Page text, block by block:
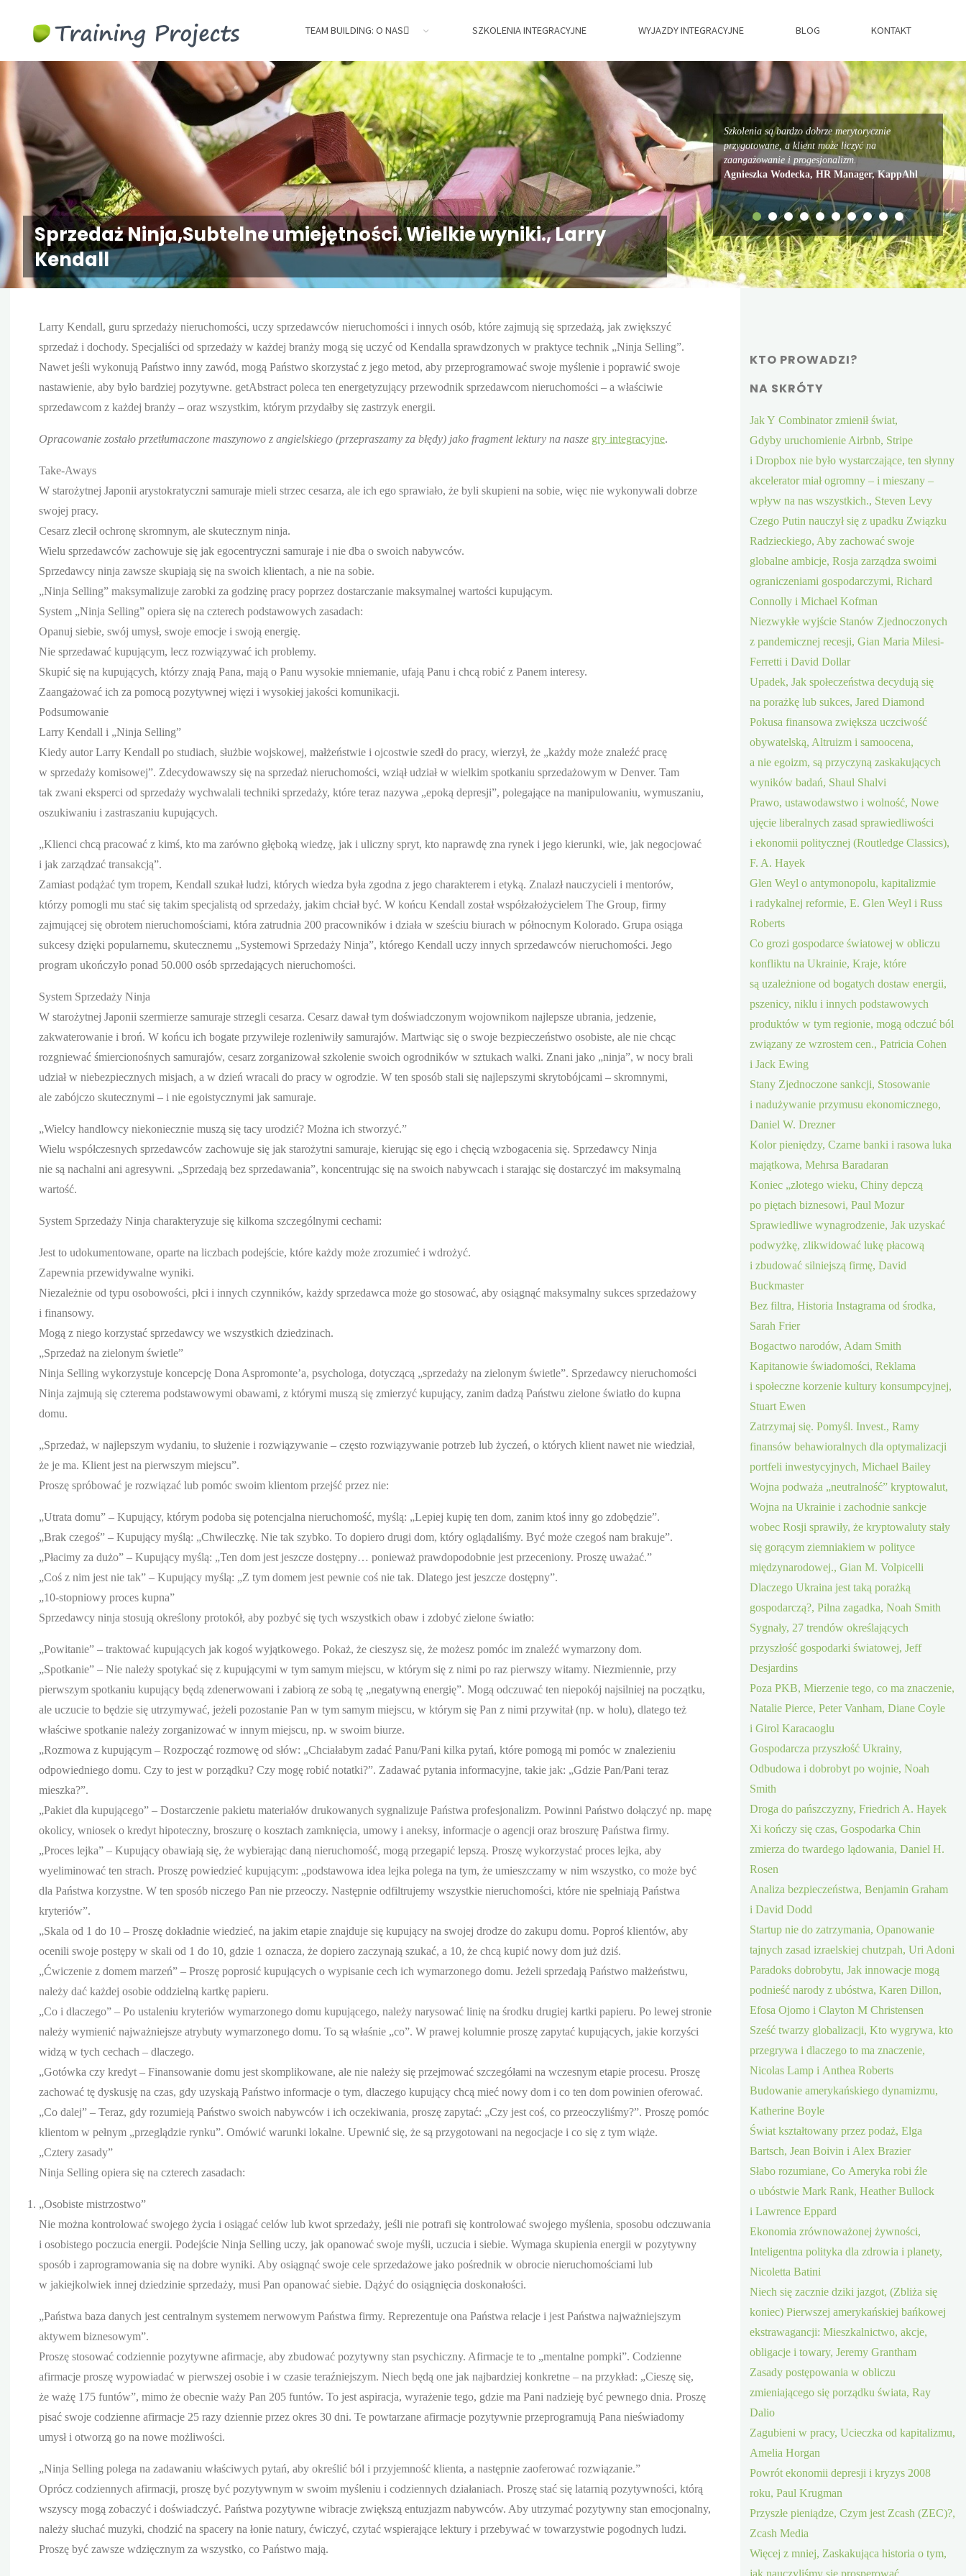
integracyjne,
team
building
TEAM BUILDING: O NAS SZKOLENIA INTEGRACYJNE WYJAZDY INTEGRACYJNE BLOG KONTAKT
Sprzedaż Ninja,Subtelne umiejętności. Wielkie wyniki., Larry
Kendall
Szkolenia są bardzo dobrze merytorycznie
przygotowane, a klient może liczyć na
zaangażowanie i progesjonalizm.
Agnieszka Wodecka, HR Manager, KappAhl
Larry Kendall, guru sprzedaży nieruchomości, uczy sprzedawców nieruchomości i innych osób, które zajmują się sprzedażą, jak zwiększyć
sprzedaż i dochody. Specjaliści od sprzedaży w każdej branży mogą się uczyć od Kendalla sprawdzonych w praktyce technik „Ninja Selling”.
Nawet jeśli wykonują Państwo inny zawód, mogą Państwo skorzystać z jego metod, aby przeprogramować swoje myślenie i poprawić swoje
nastawienie, aby było bardziej pozytywne. getAbstract poleca ten energetyzujący przewodnik sprzedawcom nieruchomości – a właściwie
sprzedawcom z każdej branży – oraz wszystkim, którym przydałby się zastrzyk energii.
Opracowanie zostało przetłumaczone maszynowo z angielskiego (przepraszamy za błędy) jako fragment lektury na nasze gry integracyjne.
Take-Aways
W starożytnej Japonii arystokratyczni samuraje mieli strzec cesarza, ale ich ego sprawiało, że byli skupieni na sobie, więc nie wykonywali dobrze
swojej pracy.
Cesarz zlecił ochronę skromnym, ale skutecznym ninja.
Wielu sprzedawców zachowuje się jak egocentryczni samuraje i nie dba o swoich nabywców.
Sprzedawcy ninja zawsze skupiają się na swoich klientach, a nie na sobie.
„Ninja Selling” maksymalizuje zarobki za godzinę pracy poprzez dostarczanie maksymalnej wartości kupującym.
System „Ninja Selling” opiera się na czterech podstawowych zasadach:
Opanuj siebie, swój umysł, swoje emocje i swoją energię.
Nie sprzedawać kupującym, lecz rozwiązywać ich problemy.
Skupić się na kupujących, którzy znają Pana, mają o Panu wysokie mniemanie, ufają Panu i chcą robić z Panem interesy.
Zaangażować ich za pomocą pozytywnej więzi i wysokiej jakości komunikacji.
Podsumowanie
Larry Kendall i „Ninja Selling”
Kiedy autor Larry Kendall po studiach, służbie wojskowej, małżeństwie i ojcostwie szedł do pracy, wierzył, że „każdy może znaleźć pracę
w sprzedaży komisowej”. Zdecydowawszy się na sprzedaż nieruchomości, wziął udział w wielkim spotkaniu sprzedażowym w Denver. Tam
tak zwani eksperci od sprzedaży wychwalali techniki sprzedaży, które teraz nazywa „epoką depresji”, polegające na manipulowaniu, wymuszaniu,
oszukiwaniu i zastraszaniu kupujących.
„Klienci chcą pracować z kimś, kto ma zarówno głęboką wiedzę, jak i uliczny spryt, kto naprawdę zna rynek i jego kierunki, wie, jak negocjować
i jak zarządzać transakcją”.
Zamiast podążać tym tropem, Kendall szukał ludzi, których wiedza była zgodna z jego charakterem i etyką. Znalazł nauczycieli i mentorów,
którzy pomogli mu stać się takim specjalistą od sprzedaży, jakim chciał być. W końcu Kendall został współzałożycielem The Group, firmy
zajmującej się obrotem nieruchomościami, która zatrudnia 200 pracowników i działa w sześciu biurach w północnym Kolorado. Grupa osiąga
sukcesy dzięki popularnemu, skutecznemu „Systemowi Sprzedaży Ninja”, którego Kendall uczy innych sprzedawców nieruchomości. Jego
program ukończyło ponad 50.000 osób sprzedających nieruchomości.
System Sprzedaży Ninja
W starożytnej Japonii szermierze samuraje strzegli cesarza. Cesarz dawał tym doświadczonym wojownikom najlepsze ubrania, jedzenie,
zakwaterowanie i broń. W końcu ich bogate przywileje rozleniwiły samurajów. Martwiąc się o swoje bezpieczeństwo osobiste, ale nie chcąc
rozgniewać śmiercionośnych samurajów, cesarz zorganizował szkolenie swoich ogrodników w sztukach walki. Znani jako „ninja”, w nocy brali
udział w niebezpiecznych misjach, a w dzień wracali do pracy w ogrodzie. W ten sposób stali się najlepszymi skrytobójcami – skromnymi,
ale zabójczo skutecznymi – i nie egoistycznymi jak samuraje.
„Wielcy handlowcy niekoniecznie muszą się tacy urodzić? Można ich stworzyć.”
Wielu współczesnych sprzedawców zachowuje się jak starożytni samuraje, kierując się ego i chęcią wzbogacenia się. Sprzedawcy Ninja
nie są nachalni ani agresywni. „Sprzedają bez sprzedawania”, koncentrując się na swoich nabywcach i starając się dostarczyć im maksymalną
wartość.
System Sprzedaży Ninja charakteryzuje się kilkoma szczególnymi cechami:
Jest to udokumentowane, oparte na liczbach podejście, które każdy może zrozumieć i wdrożyć.
Zapewnia przewidywalne wyniki.
Niezależnie od typu osobowości, płci i innych czynników, każdy sprzedawca może go stosować, aby osiągnąć maksymalny sukces sprzedażowy
i finansowy.
Mogą z niego korzystać sprzedawcy we wszystkich dziedzinach.
„Sprzedaż na zielonym świetle”
Ninja Selling wykorzystuje koncepcję Dona Aspromonte’a, psychologa, dotyczącą „sprzedaży na zielonym świetle”. Sprzedawcy nieruchomości
Ninja zajmują się czterema podstawowymi obawami, z którymi muszą się zmierzyć kupujący, zanim dadzą Państwu zielone światło do kupna
domu.
„Sprzedaż, w najlepszym wydaniu, to służenie i rozwiązywanie – często rozwiązywanie potrzeb lub życzeń, o których klient nawet nie wiedział,
że je ma. Klient jest na pierwszym miejscu”.
Proszę spróbować je rozwiązać lub pomóc swoim klientom przejść przez nie:
„Utrata domu” – Kupujący, którym podoba się potencjalna nieruchomość, myślą: „Lepiej kupię ten dom, zanim ktoś inny go zdobędzie”.
„Brak czegoś” – Kupujący myślą: „Chwileczkę. Nie tak szybko. To dopiero drugi dom, który oglądaliśmy. Być może czegoś nam brakuje”.
„Płacimy za dużo” – Kupujący myślą: „Ten dom jest jeszcze dostępny… ponieważ prawdopodobnie jest przeceniony. Proszę uważać.”
„Coś z nim jest nie tak” – Kupujący myślą: „Z tym domem jest pewnie coś nie tak. Dlatego jest jeszcze dostępny”.
„10-stopniowy proces kupna”
Sprzedawcy ninja stosują określony protokół, aby pozbyć się tych wszystkich obaw i zdobyć zielone światło:
„Powitanie” – traktować kupujących jak kogoś wyjątkowego. Pokaż, że cieszysz się, że możesz pomóc im znaleźć wymarzony dom.
„Spotkanie” – Nie należy spotykać się z kupującymi w tym samym miejscu, w którym się z nimi po raz pierwszy witamy. Niezmiennie, przy
pierwszym spotkaniu kupujący będą zdenerwowani i zabiorą ze sobą tę „negatywną energię”. Mogą odczuwać ten niepokój najsilniej na początku,
ale uczucie to będzie się utrzymywać, jeżeli pozostanie Pan w tym samym miejscu, w którym się Pan z nimi przywitał (np. w holu), dlatego też
właściwe spotkanie należy zorganizować w innym miejscu, np. w swoim biurze.
„Rozmowa z kupującym – Rozpocząć rozmowę od słów: „Chciałabym zadać Panu/Pani kilka pytań, które pomogą mi pomóc w znalezieniu
odpowiedniego domu. Czy to jest w porządku? Czy mogę robić notatki?”. Zadawać pytania informacyjne, takie jak: „Gdzie Pan/Pani teraz
mieszka?”.
„Pakiet dla kupującego” – Dostarczenie pakietu materiałów drukowanych sygnalizuje Państwa profesjonalizm. Powinni Państwo dołączyć np. mapę
okolicy, wniosek o kredyt hipoteczny, broszurę o kosztach zamknięcia, umowy i aneksy, informacje o agencji oraz broszurę Państwa firmy.
„Proces lejka” – Kupujący obawiają się, że wybierając daną nieruchomość, mogą przegapić lepszą. Proszę wykorzystać proces lejka, aby
wyeliminować ten strach. Proszę powiedzieć kupującym: „podstawowa idea lejka polega na tym, że umieszczamy w nim wszystko, co może być
dla Państwa korzystne. W ten sposób niczego Pan nie przeoczy. Następnie odfiltrujemy wszystkie nieruchomości, które nie spełniają Państwa
kryteriów”.
„Skala od 1 do 10 – Proszę dokładnie wiedzieć, na jakim etapie znajduje się kupujący na swojej drodze do zakupu domu. Poproś klientów, aby
ocenili swoje postępy w skali od 1 do 10, gdzie 1 oznacza, że dopiero zaczynają szukać, a 10, że chcą kupić nowy dom już dziś.
„Ćwiczenie z domem marzeń” – Proszę poprosić kupujących o wypisanie cech ich wymarzonego domu. Jeżeli sprzedają Państwo małżeństwu,
należy dać każdej osobie oddzielną kartkę papieru.
„Co i dlaczego” – Po ustaleniu kryteriów wymarzonego domu kupującego, należy narysować linię na środku drugiej kartki papieru. Po lewej stronie
należy wymienić najważniejsze atrybuty wymarzonego domu. To są właśnie „co”. W prawej kolumnie proszę zapytać kupujących, jakie korzyści
widzą w tych cechach – dlaczego.
„Gotówka czy kredyt – Finansowanie domu jest skomplikowane, ale nie należy się przejmować szczegółami na wczesnym etapie procesu. Proszę
zachować tę dyskusję na czas, gdy uzyskają Państwo informacje o tym, dlaczego kupujący chcą mieć nowy dom i co ten dom powinien oferować.
„Co dalej” – Teraz, gdy rozumieją Państwo swoich nabywców i ich oczekiwania, proszę zapytać: „Czy jest coś, co przeoczyliśmy?”. Proszę pomóc
klientom w pełnym „przeglądzie rynku”. Omówić warunki lokalne. Upewnić się, że są przygotowani na negocjacje i co się z tym wiąże.
„Cztery zasady”
Ninja Selling opiera się na czterech zasadach:
„Osobiste mistrzostwo”
Nie można kontrolować swojego życia i osiągać celów lub kwot sprzedaży, jeśli nie potrafi się kontrolować swojego myślenia, sposobu odczuwania
i osobistego poczucia energii. Podejście Ninja Selling uczy, jak opanować swoje myśli, uczucia i siebie. Wymaga skupienia energii w pozytywny
sposób i zaprogramowania się na dobre wyniki. Aby osiągnąć swoje cele sprzedażowe jako pośrednik w obrocie nieruchomościami lub
w jakiejkolwiek innej dziedzinie sprzedaży, musi Pan opanować siebie. Dążyć do osiągnięcia doskonałości.
„Państwa baza danych jest centralnym systemem nerwowym Państwa firmy. Reprezentuje ona Państwa relacje i jest Państwa najważniejszym
aktywem biznesowym”.
Proszę stosować codziennie pozytywne afirmacje, aby zbudować pozytywny stan psychiczny. Afirmacje te to „mentalne pompki”. Codzienne
afirmacje proszę wypowiadać w pierwszej osobie i w czasie teraźniejszym. Niech będą one jak najbardziej konkretne – na przykład: „Cieszę się,
że ważę 175 funtów”, mimo że obecnie waży Pan 205 funtów. To jest aspiracja, wyrażenie tego, gdzie ma Pani nadzieję być pewnego dnia. Proszę
pisać swoje codzienne afirmacje 25 razy dziennie przez okres 30 dni. Te powtarzane afirmacje pozytywnie przeprogramują Pana nieświadomy
umysł i otworzą go na nowe możliwości.
„Ninja Selling polega na zadawaniu właściwych pytań, aby określić ból i przyjemność klienta, a następnie zaoferować rozwiązanie.”
Oprócz codziennych afirmacji, proszę być pozytywnym w swoim myśleniu i codziennych działaniach. Proszę stać się latarnią pozytywności, którą
wszyscy mogą zobaczyć i doświadczyć. Państwa pozytywne wibracje zwiększą entuzjazm nabywców. Aby utrzymać pozytywny stan emocjonalny,
należy słuchać muzyki, chodzić na spacery na łonie natury, ćwiczyć, czytać wspierające lektury i przebywać w towarzystwie pogodnych ludzi.
Proszę być zawsze wdzięcznym za wszystko, co Państwo mają.
KTO PROWADZI?
NA SKRÓTY
Jak Y Combinator zmienił świat,
Gdyby uruchomienie Airbnb, Stripe
i Dropbox nie było wystarczające, ten słynny
akcelerator miał ogromny – i mieszany –
wpływ na nas wszystkich., Steven Levy
Czego Putin nauczył się z upadku Związku
Radzieckiego, Aby zachować swoje
globalne ambicje, Rosja zarządza swoimi
ograniczeniami gospodarczymi, Richard
Connolly i Michael Kofman
Niezwykłe wyjście Stanów Zjednoczonych
z pandemicznej recesji, Gian Maria Milesi-
Ferretti i David Dollar
Upadek, Jak społeczeństwa decydują się
na porażkę lub sukces, Jared Diamond
Pokusa finansowa zwiększa uczciwość
obywatelską, Altruizm i samoocena,
a nie egoizm, są przyczyną zaskakujących
wyników badań, Shaul Shalvi
Prawo, ustawodawstwo i wolność, Nowe
ujęcie liberalnych zasad sprawiedliwości
i ekonomii politycznej (Routledge Classics),
F. A. Hayek
Glen Weyl o antymonopolu, kapitalizmie
i radykalnej reformie, E. Glen Weyl i Russ
Roberts
Co grozi gospodarce światowej w obliczu
konfliktu na Ukrainie, Kraje, które
są uzależnione od bogatych dostaw energii,
pszenicy, niklu i innych podstawowych
produktów w tym regionie, mogą odczuć ból
związany ze wzrostem cen., Patricia Cohen
i Jack Ewing
Stany Zjednoczone sankcji, Stosowanie
i nadużywanie przymusu ekonomicznego,
Daniel W. Drezner
Kolor pieniędzy, Czarne banki i rasowa luka
majątkowa, Mehrsa Baradaran
Koniec „złotego wieku, Chiny depczą
po piętach biznesowi, Paul Mozur
Sprawiedliwe wynagrodzenie, Jak uzyskać
podwyżkę, zlikwidować lukę płacową
i zbudować silniejszą firmę, David
Buckmaster
Bez filtra, Historia Instagrama od środka,
Sarah Frier
Bogactwo narodów, Adam Smith
Kapitanowie świadomości, Reklama
i społeczne korzenie kultury konsumpcyjnej,
Stuart Ewen
Zatrzymaj się. Pomyśl. Invest., Ramy
finansów behawioralnych dla optymalizacji
portfeli inwestycyjnych, Michael Bailey
Wojna podważa „neutralność” kryptowalut,
Wojna na Ukrainie i zachodnie sankcje
wobec Rosji sprawiły, że kryptowaluty stały
się gorącym ziemniakiem w polityce
międzynarodowej., Gian M. Volpicelli
Dlaczego Ukraina jest taką porażką
gospodarczą?, Pilna zagadka, Noah Smith
Sygnały, 27 trendów określających
przyszłość gospodarki światowej, Jeff
Desjardins
Poza PKB, Mierzenie tego, co ma znaczenie,
Natalie Pierce, Peter Vanham, Diane Coyle
i Girol Karacaoglu
Gospodarcza przyszłość Ukrainy,
Odbudowa i dobrobyt po wojnie, Noah
Smith
Droga do pańszczyzny, Friedrich A. Hayek
Xi kończy się czas, Gospodarka Chin
zmierza do twardego lądowania, Daniel H.
Rosen
Analiza bezpieczeństwa, Benjamin Graham
i David Dodd
Startup nie do zatrzymania, Opanowanie
tajnych zasad izraelskiej chutzpah, Uri Adoni
Paradoks dobrobytu, Jak innowacje mogą
podnieść narody z ubóstwa, Karen Dillon,
Efosa Ojomo i Clayton M Christensen
Sześć twarzy globalizacji, Kto wygrywa, kto
przegrywa i dlaczego to ma znaczenie,
Nicolas Lamp i Anthea Roberts
Budowanie amerykańskiego dynamizmu,
Katherine Boyle
Świat kształtowany przez podaż, Elga
Bartsch, Jean Boivin i Alex Brazier
Słabo rozumiane, Co Ameryka robi źle
o ubóstwie Mark Rank, Heather Bullock
i Lawrence Eppard
Ekonomia zrównoważonej żywności,
Inteligentna polityka dla zdrowia i planety,
Nicoletta Batini
Niech się zacznie dziki jazgot, (Zbliża się
koniec) Pierwszej amerykańskiej bańkowej
ekstrawagancji: Mieszkalnictwo, akcje,
obligacje i towary, Jeremy Grantham
Zasady postępowania w obliczu
zmieniającego się porządku świata, Ray
Dalio
Zagubieni w pracy, Ucieczka od kapitalizmu,
Amelia Horgan
Powrót ekonomii depresji i kryzys 2008
roku, Paul Krugman
Przyszłe pieniądze, Czym jest Zcash (ZEC)?,
Zcash Media
Więcej z mniej, Zaskakująca historia o tym,
jak nauczyliśmy się prosperować,